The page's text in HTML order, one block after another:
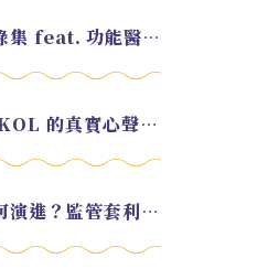
EP.220 好久不見！2026 試錄集 feat. 功能醫學營養師 美寶
EP.219 從銀行高管轉職幣圈 KOL 的真實心聲 feat.龜大
EP.217 美元穩定幣未來會如何演進？監管套利終將收斂？feat. 研究員 余哲安